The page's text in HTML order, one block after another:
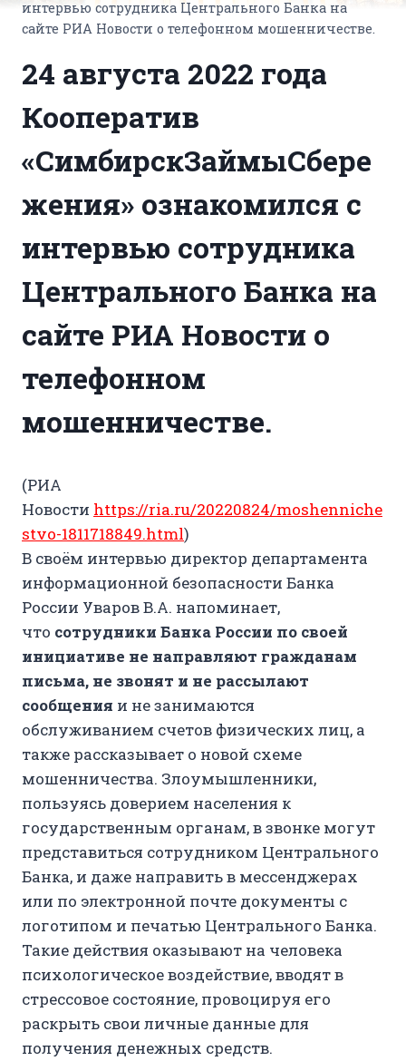
интервью сотрудника Центрального Банка на
сайте РИА Новости о телефонном мошенничестве.
24 августа 2022 года
Кооператив
«СимбирскЗаймыСбере
жения» ознакомился с
интервью сотрудника
Центрального Банка на
сайте РИА Новости о
телефонном
мошенничестве.
(РИА
Новости https://ria.ru/20220824/moshenniche
stvo-1811718849.html)
В своём интервью директор департамента
информационной безопасности Банка
России Уваров В.А. напоминает,
что сотрудники Банка России по своей
инициативе не направляют гражданам
письма, не звонят и не рассылают
сообщения и не занимаются
обслуживанием счетов физических лиц, а
также рассказывает о новой схеме
мошенничества. Злоумышленники,
пользуясь доверием населения к
государственным органам, в звонке могут
представиться сотрудником Центрального
Банка, и даже направить в мессенджерах
или по электронной почте документы с
логотипом и печатью Центрального Банка.
Такие действия оказывают на человека
психологическое воздействие, вводят в
стрессовое состояние, провоцируя его
раскрыть свои личные данные для
получения денежных средств.